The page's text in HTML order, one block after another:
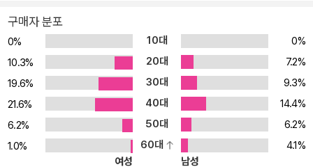
어들을 카테고리별로 정리하여 그것의 정확한 속뜻과 뉘앙스, 활용법
을 전합니다. 단어 속 이야기를 읽는 재미를 가미 ‘000의 뜻은 ◇◇
◇’ 같은 1:1 제시 방법을 지양합니다. 해당 단어의 어원을 밝히고, 어
떤 변화 과정을 거쳤으며, 현재에는 어떤 뜻으로 쓰이는지를 상세히
설명합니다. 관용어구의 경우, 상세한 배경 설명을 곁들여 영어 실력
이 쌓이는 재미에 지식 알기의 즐거움이 더해져 끝까지 재미있게 읽
을 수 있습니다. 기사, 지문, 소설 읽기에 적합한 예문 엄선 영어 학습
의 궁극적인 목표는 읽고 싶은 지문을 단어라는 방해물 없이 마음껏
읽어내는 것으로 여기에는 논픽션과 픽션이 포함됩니다. <중급 영어
구매자 분포
0% 10대
0%
10.3%
20대
7.2%
19.6%
30대
9.3%
21.6%
40대
14.4%
6.2%
50대
6.2%
1.0%
60대
4.1%
여성
남성